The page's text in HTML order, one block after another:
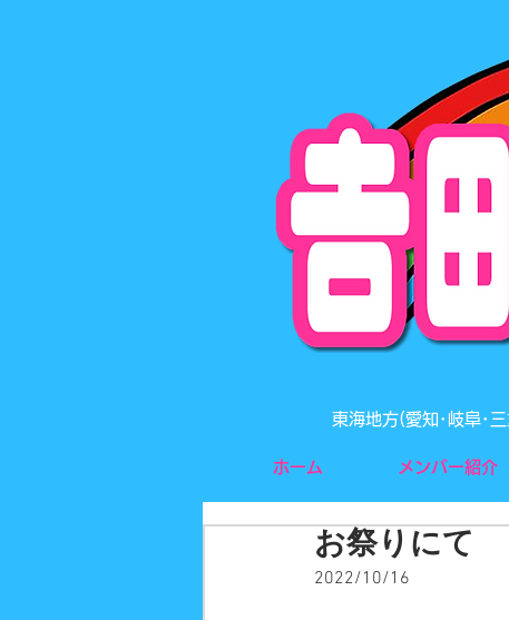
東海地方(愛知･岐阜･
ホーム メンバー紹介
お祭りにて
2022/10/16